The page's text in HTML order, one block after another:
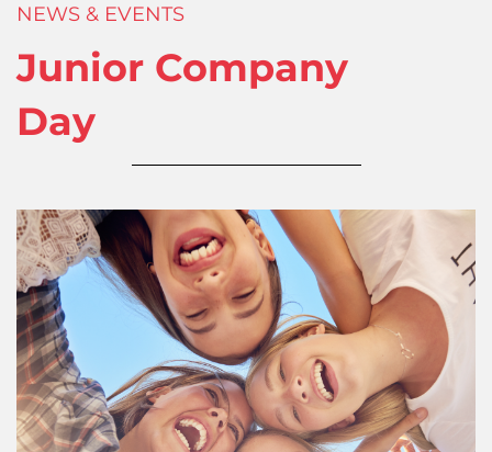
NEWS & EVENTS
Junior Company
Day